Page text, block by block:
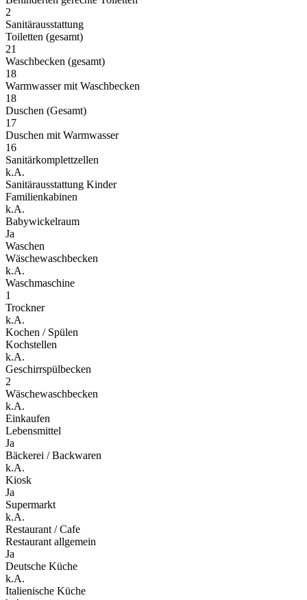
2
Sanitärausstattung
Toiletten (gesamt)
21
Waschbecken (gesamt)
18
Warmwasser mit Waschbecken
18
Duschen (Gesamt)
17
Duschen mit Warmwasser
16
Sanitärkomplettzellen
k.A.
Sanitärausstattung Kinder
Familienkabinen
k.A.
Babywickelraum
Ja
Waschen
Wäschewaschbecken
k.A.
Waschmaschine
1
Trockner
k.A.
Kochen / Spülen
Kochstellen
k.A.
Geschirrspülbecken
2
Wäschewaschbecken
k.A.
Einkaufen
Lebensmittel
Ja
Bäckerei / Backwaren
k.A.
Kiosk
Ja
Supermarkt
k.A.
Restaurant / Cafe
Restaurant allgemein
Ja
Deutsche Küche
k.A.
Italienische Küche